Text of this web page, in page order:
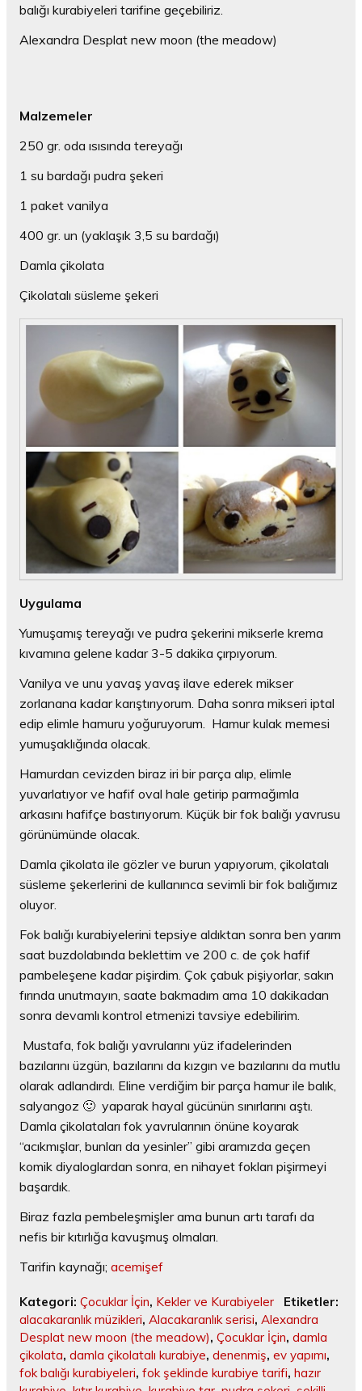
balığı kurabiyeleri tarifine geçebiliriz.
Alexandra Desplat new moon (the meadow)
Malzemeler
250 gr. oda ısısında tereyağı
1 su bardağı pudra şekeri
1 paket vanilya
400 gr. un (yaklaşık 3,5 su bardağı)
Damla çikolata
Çikolatalı süsleme şekeri
Uygulama
Yumuşamış tereyağı ve pudra şekerini mikserle krema
kıvamına gelene kadar 3-5 dakika çırpıyorum.
Vanilya ve unu yavaş yavaş ilave ederek mikser
zorlanana kadar karıştırıyorum. Daha sonra mikseri iptal
edip elimle hamuru yoğuruyorum. Hamur kulak memesi
yumuşaklığında olacak.
Hamurdan cevizden biraz iri bir parça alıp, elimle
yuvarlatıyor ve hafif oval hale getirip parmağımla
arkasını hafifçe bastırıyorum. Küçük bir fok balığı yavrusu
görünümünde olacak.
Damla çikolata ile gözler ve burun yapıyorum, çikolatalı
süsleme şekerlerini de kullanınca sevimli bir fok balığımız
oluyor.
Fok balığı kurabiyelerini tepsiye aldıktan sonra ben yarım
saat buzdolabında beklettim ve 200 c. de çok hafif
pambeleşene kadar pişirdim. Çok çabuk pişiyorlar, sakın
fırında unutmayın, saate bakmadım ama 10 dakikadan
sonra devamlı kontrol etmenizi tavsiye edebilirim.
Mustafa, fok balığı yavrularını yüz ifadelerinden
bazılarını üzgün, bazılarını da kızgın ve bazılarını da mutlu
olarak adlandırdı. Eline verdiğim bir parça hamur ile balık,
salyangoz 🙂 yaparak hayal gücünün sınırlarını aştı.
Damla çikolataları fok yavrularının önüne koyarak
“acıkmışlar, bunları da yesinler” gibi aramızda geçen
komik diyaloglardan sonra, en nihayet fokları pişirmeyi
başardık.
Biraz fazla pembeleşmişler ama bunun artı tarafı da
nefis bir kıtırlığa kavuşmuş olmaları.
Tarifin kaynağı; acemişef
Kategori: Çocuklar İçin, Kekler ve Kurabiyeler
Etiketler:
alacakaranlık müzikleri, Alacakaranlık serisi, Alexandra
Desplat new moon (the meadow), Çocuklar İçin, damla
çikolata, damla çikolatalı kurabiye, denenmiş, ev yapımı,
fok balığı kurabiyeleri, fok şeklinde kurabiye tarifi, hazır